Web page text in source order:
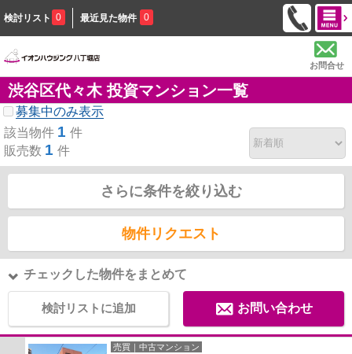
検討リスト 0 最近見た物件 0
お問合せ
渋谷区代々木 投資マンション一覧
募集中のみ表示
該当物件 1 件
販売数 1 件
さらに条件を絞り込む
物件リクエスト
チェックした物件をまとめて
検討リストに追加 お問い合わせ
売買｜中古マンション